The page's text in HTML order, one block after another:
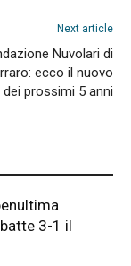
Next article
Nuvolari di
ecco il nuovo
dei prossimi 5 anni
3-1 il